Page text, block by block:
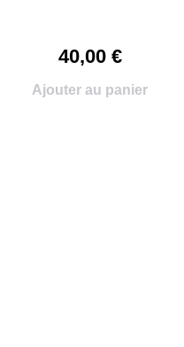
40,00 €
Ajouter au panier